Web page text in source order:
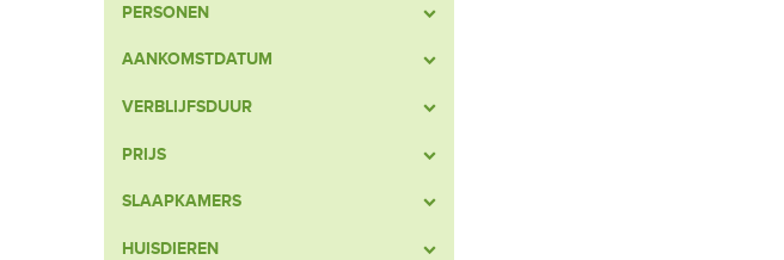
PERSONEN
AANKOMSTDATUM
VERBLIJFSDUUR
PRIJS
SLAAPKAMERS
HUISDIEREN